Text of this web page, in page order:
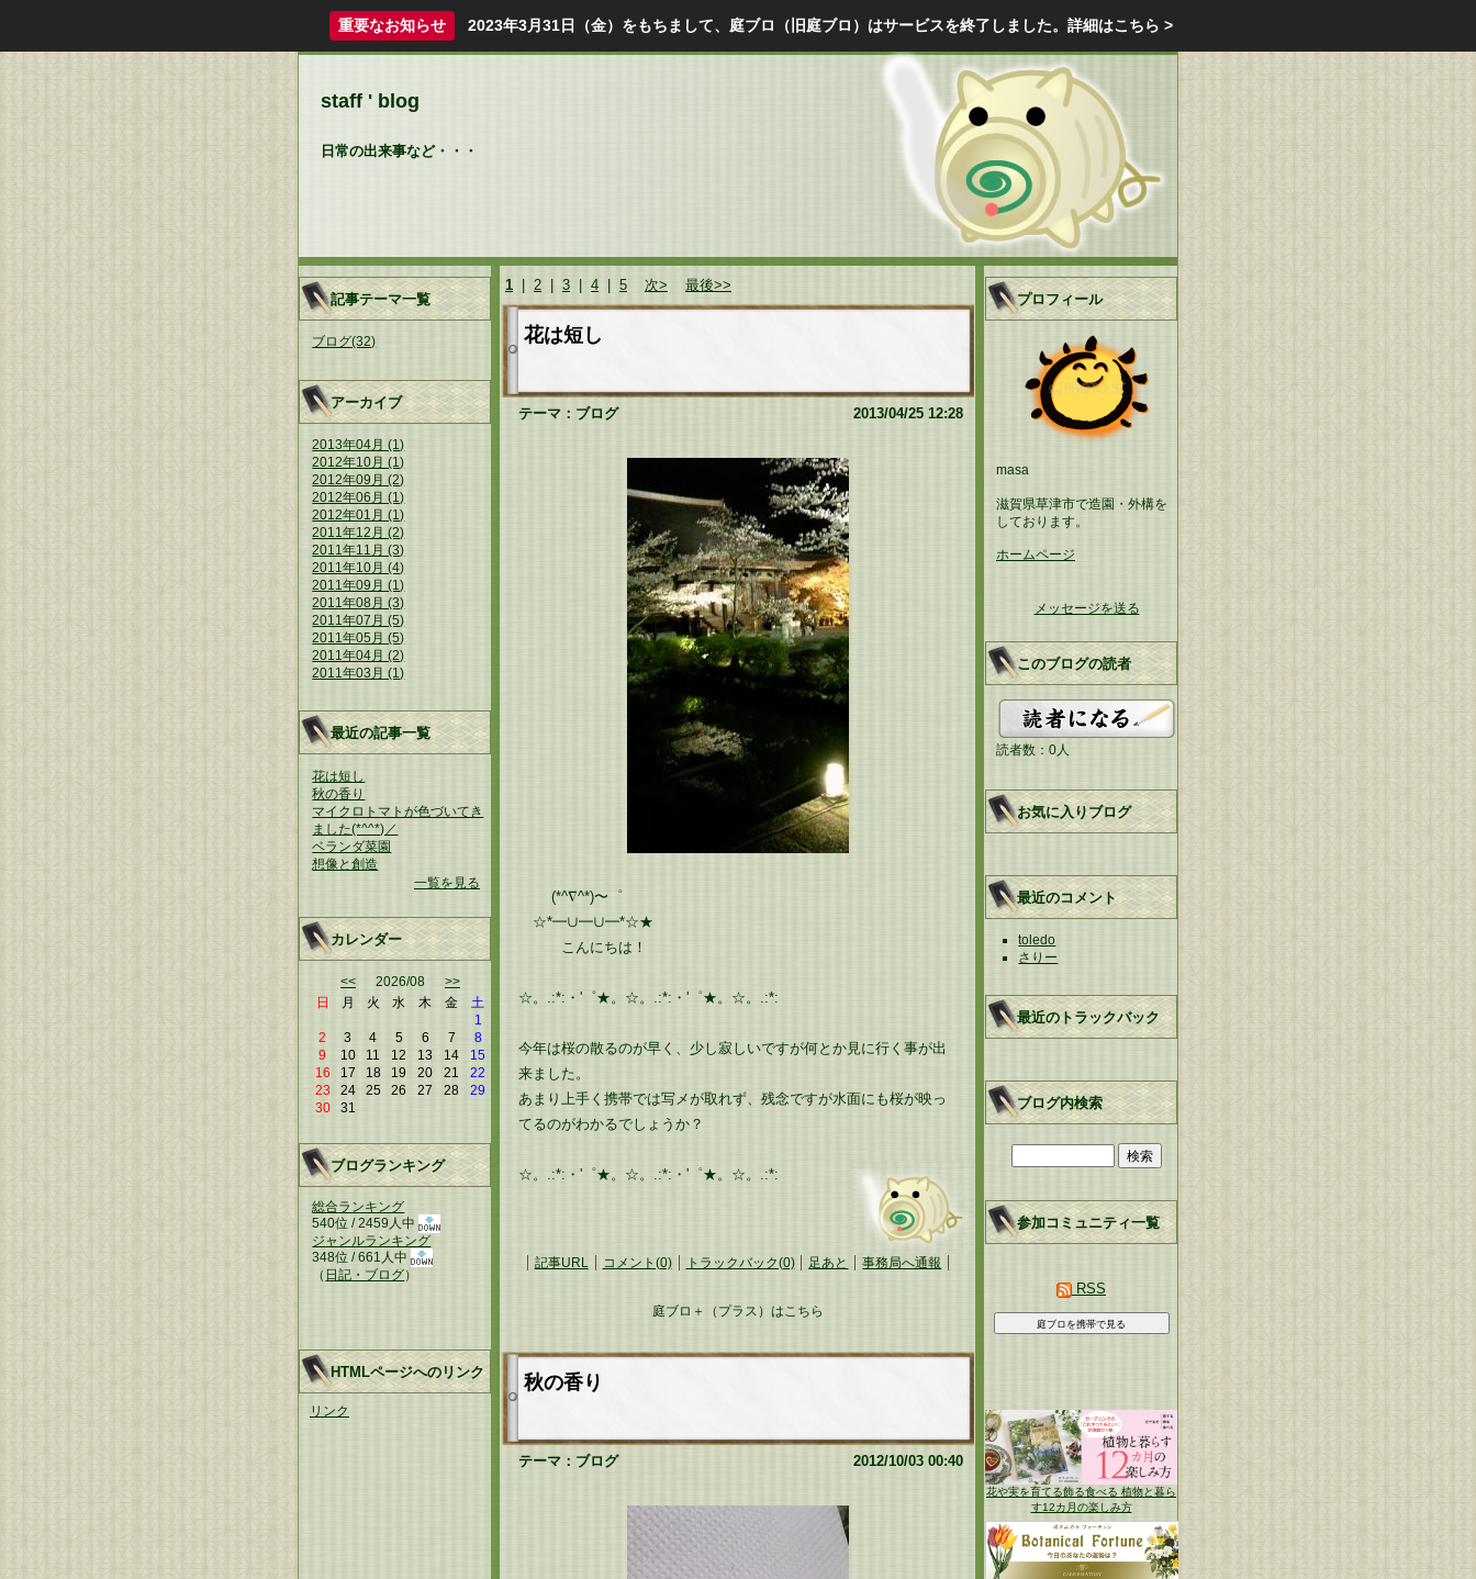
重要なお知らせ 2023年3月31日（金）をもちまして、庭ブロ（旧庭ブロ）はサービスを終了しました。 詳細はこちら >
staff ' blog
日常の出来事など・・・
1 2 3 4 5 次> 最後>>
花は短し
テーマ： ブログ 2013/04/25 12:28
(*^∇^*)〜゜
☆*━∪━∪━*☆★
こんにちは！
☆。.:*:・'゜★。☆。.:*:・'゜★。☆。.:*:
今年は桜の散るのが早く、少し寂しいですが何とか見に行く事が出
来ました。
あまり上手く携帯では写メが取れず、残念ですが水面にも桜が映っ
てるのがわかるでしょうか？
☆。.:*:・'゜★。☆。.:*:・'゜★。☆。.:*:
記事URL コメント(0) トラックバック(0) 足あと 事務局へ通報
庭ブロ＋（プラス）はこちら
秋の香り
テーマ： ブログ 2012/10/03 00:40
記事テーマ一覧
ブログ(32)
アーカイブ
2013年04月 (1)
2012年10月 (1)
2012年09月 (2)
2012年06月 (1)
2012年01月 (1)
2011年12月 (2)
2011年11月 (3)
2011年10月 (4)
2011年09月 (1)
2011年08月 (3)
2011年07月 (5)
2011年05月 (5)
2011年04月 (2)
2011年03月 (1)
最近の記事一覧
花は短し
秋の香り
マイクロトマトが色づいてき
ました(*^^*)／
ベランダ菜園
想像と創造
一覧を見る
カレンダー
<< 2026/08 >>
日
月 火 水 木 金
土
1
2
3 4 5 6 7
8
9
10 11 12 13 14
15
16
17 18 19 20 21
22
23
24 25 26 27 28
29
30
31
ブログランキング
総合ランキング
540位 / 2459人中
ジャンルランキング
348位 / 661人中
（ 日記・ブログ）
HTMLページへのリンク
リンク
プロフィール
masa
滋賀県草津市で造園・外構を
しております。
ホームページ
メッセージを送る
このブログの読者
読者数：0人
お気に入りブログ
最近のコメント
toledo
さりー
最近のトラックバック
ブログ内検索
参加コミュニティ一覧
RSS
花や実を育てる飾る食べる 植物と暮ら
す12カ月の楽しみ方